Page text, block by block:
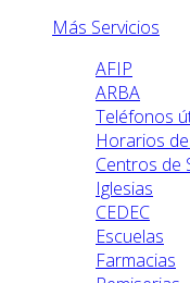
Más Servicios
AFIP
ARBA
Teléfonos
Horarios
Centros de
Iglesias
CEDEC
Escuelas
Farmacias